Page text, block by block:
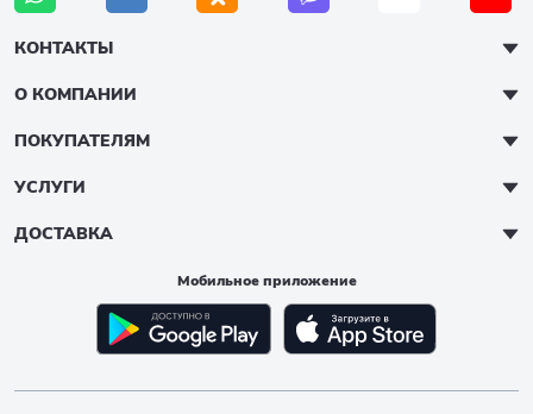
КОНТАКТЫ
О КОМПАНИИ
ПОКУПАТЕЛЯМ
УСЛУГИ
ДОСТАВКА
Мобильное приложение